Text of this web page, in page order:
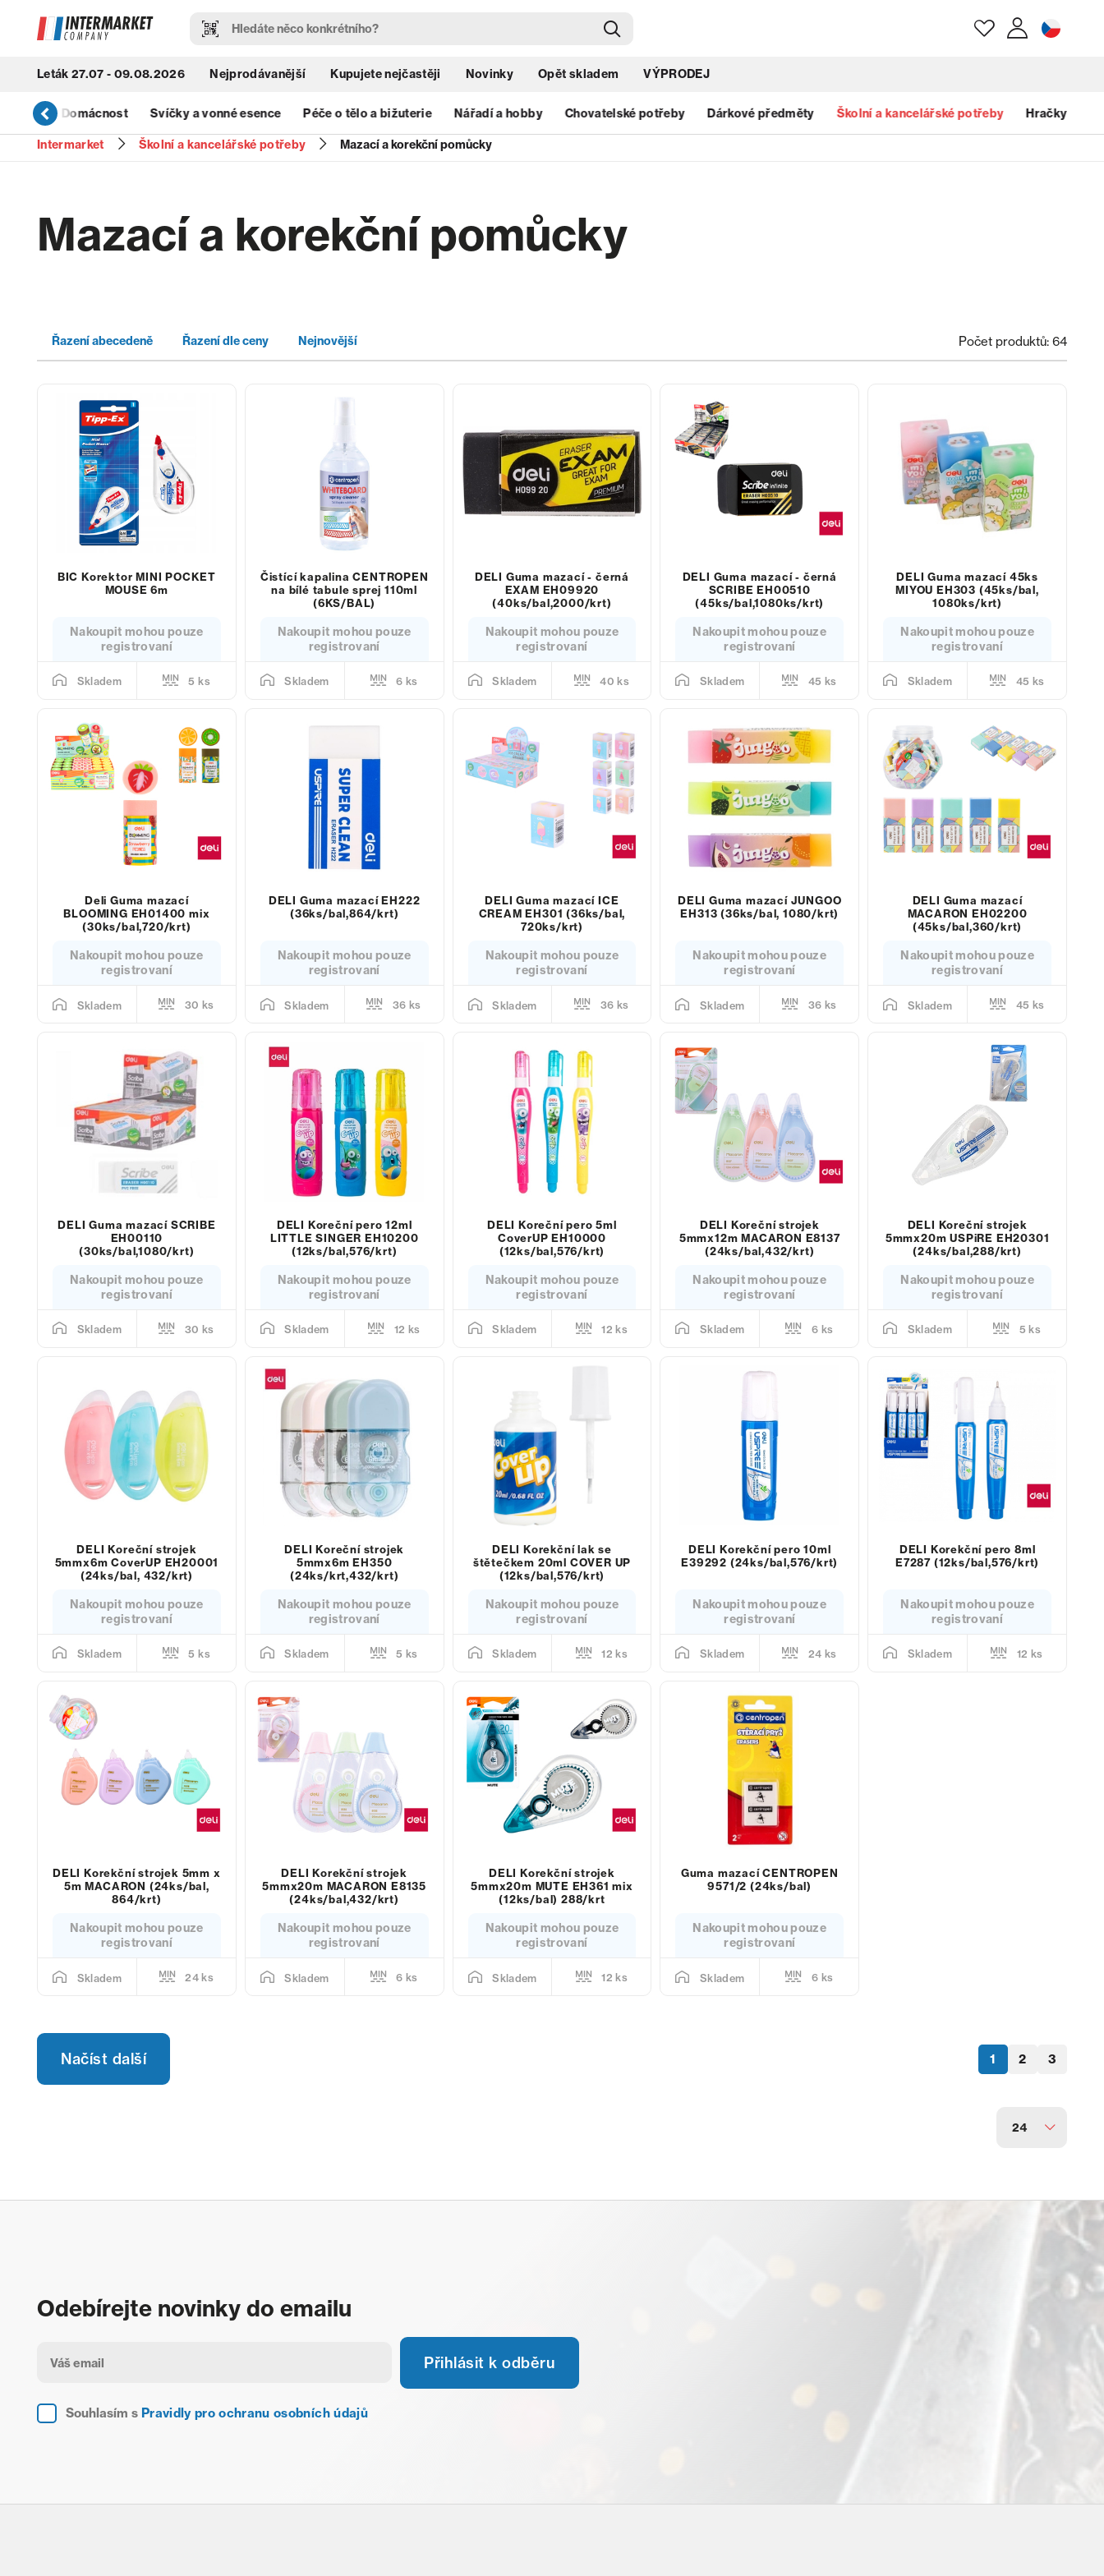
Leták 27.07 - 09.08.2026 Nejprodávanější Kupujete nejčastěji Novinky Opět skladem VÝPRODEJ
Úklid Domácnost Svíčky a vonné esence Péče o tělo a bižuterie Nářadí a hobby Chovatelské potřeby Dárkové předměty Školní a kancelářské potřeby Hračky
Intermarket Školní a kancelářské potřeby Mazací a korekční pomůcky
Mazací a korekční pomůcky
Řazení abecedeně Řazení dle ceny Nejnovější Počet produktů: 64
BIC Korektor MINI POCKET
MOUSE 6m
Nakoupit mohou pouze
registrovaní
Skladem 5 ks
Čistící kapalina CENTROPEN
na bílé tabule sprej 110ml
(6KS/BAL)
Nakoupit mohou pouze
registrovaní
Skladem 6 ks
DELI Guma mazací - černá
EXAM EH09920
(40ks/bal,2000/krt)
Nakoupit mohou pouze
registrovaní
Skladem 40 ks
DELI Guma mazací - černá
SCRIBE EH00510
(45ks/bal,1080ks/krt)
Nakoupit mohou pouze
registrovaní
Skladem 45 ks
DELI Guma mazací 45ks
MIYOU EH303 (45ks/bal,
1080ks/krt)
Nakoupit mohou pouze
registrovaní
Skladem 45 ks
Deli Guma mazací
BLOOMING EH01400 mix
(30ks/bal,720/krt)
Nakoupit mohou pouze
registrovaní
Skladem 30 ks
DELI Guma mazací EH222
(36ks/bal,864/krt)
Nakoupit mohou pouze
registrovaní
Skladem 36 ks
DELI Guma mazací ICE
CREAM EH301 (36ks/bal,
720ks/krt)
Nakoupit mohou pouze
registrovaní
Skladem 36 ks
DELI Guma mazací JUNGOO
EH313 (36ks/bal, 1080/krt)
Nakoupit mohou pouze
registrovaní
Skladem 36 ks
DELI Guma mazací
MACARON EH02200
(45ks/bal,360/krt)
Nakoupit mohou pouze
registrovaní
Skladem 45 ks
DELI Guma mazací SCRIBE
EH00110
(30ks/bal,1080/krt)
Nakoupit mohou pouze
registrovaní
Skladem 30 ks
DELI Koreční pero 12ml
LITTLE SINGER EH10200
(12ks/bal,576/krt)
Nakoupit mohou pouze
registrovaní
Skladem 12 ks
DELI Koreční pero 5ml
CoverUP EH10000
(12ks/bal,576/krt)
Nakoupit mohou pouze
registrovaní
Skladem 12 ks
DELI Koreční strojek
5mmx12m MACARON E8137
(24ks/bal,432/krt)
Nakoupit mohou pouze
registrovaní
Skladem 6 ks
DELI Koreční strojek
5mmx20m USPiRE EH20301
(24ks/bal,288/krt)
Nakoupit mohou pouze
registrovaní
Skladem 5 ks
DELI Koreční strojek
5mmx6m CoverUP EH20001
(24ks/bal, 432/krt)
Nakoupit mohou pouze
registrovaní
Skladem 5 ks
DELI Koreční strojek
5mmx6m EH350
(24ks/krt,432/krt)
Nakoupit mohou pouze
registrovaní
Skladem 5 ks
DELI Korekční lak se
štětečkem 20ml COVER UP
(12ks/bal,576/krt)
Nakoupit mohou pouze
registrovaní
Skladem 12 ks
DELI Korekční pero 10ml
E39292 (24ks/bal,576/krt)
Nakoupit mohou pouze
registrovaní
Skladem 24 ks
DELI Korekční pero 8ml
E7287 (12ks/bal,576/krt)
Nakoupit mohou pouze
registrovaní
Skladem 12 ks
DELI Korekční strojek 5mm x
5m MACARON (24ks/bal,
864/krt)
Nakoupit mohou pouze
registrovaní
Skladem 24 ks
DELI Korekční strojek
5mmx20m MACARON E8135
(24ks/bal,432/krt)
Nakoupit mohou pouze
registrovaní
Skladem 6 ks
DELI Korekční strojek
5mmx20m MUTE EH361 mix
(12ks/bal) 288/krt
Nakoupit mohou pouze
registrovaní
Skladem 12 ks
Guma mazací CENTROPEN
9571/2 (24ks/bal)
Nakoupit mohou pouze
registrovaní
Skladem 6 ks
Načíst další 1 2 3
24
Odebírejte novinky do emailu
Souhlasím s Pravidly pro ochranu osobních údajů
Přihlásit k odběru